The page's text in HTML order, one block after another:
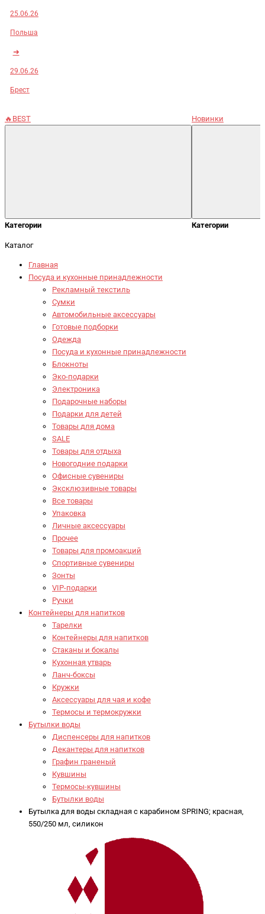
25.06.26
Польша
➜
29.06.26
Брест
🔥BEST
Категории
Новинки
Категории
Каталог
Главная
Посуда и кухонные принадлежности
Рекламный текстиль
Сумки
Автомобильные аксессуары
Готовые подборки
Одежда
Посуда и кухонные принадлежности
Блокноты
Эко-подарки
Электроника
Подарочные наборы
Подарки для детей
Товары для дома
SALE
Товары для отдыха
Новогодние подарки
Офисные сувениры
Эксклюзивные товары
Все товары
Упаковка
Личные аксессуары
Прочее
Товары для промоакций
Спортивные сувениры
Зонты
VIP-подарки
Ручки
Контейнеры для напитков
Тарелки
Контейнеры для напитков
Стаканы и бокалы
Кухонная утварь
Ланч-боксы
Кружки
Аксессуары для чая и кофе
Термосы и термокружки
Бутылки воды
Диспенсеры для напитков
Декантеры для напитков
Графин граненый
Кувшины
Термосы-кувшины
Бутылки воды
Бутылка для воды складная с карабином SPRING; красная,
550/250 мл, силикон